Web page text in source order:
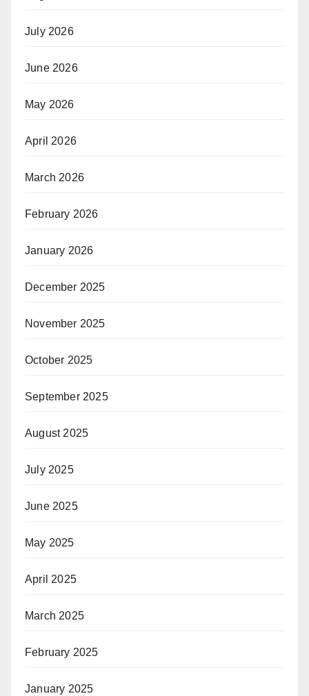
July 2026
June 2026
May 2026
April 2026
March 2026
February 2026
January 2026
December 2025
November 2025
October 2025
September 2025
August 2025
July 2025
June 2025
May 2025
April 2025
March 2025
February 2025
January 2025